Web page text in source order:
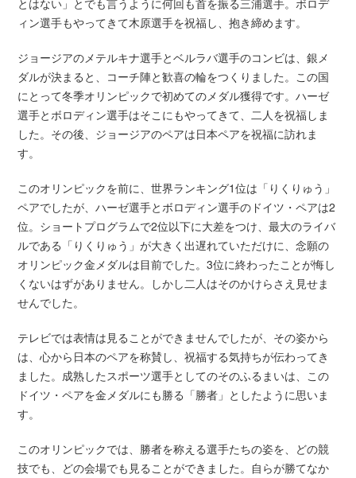
ィン選手もやってきて木原選手を祝福し、抱き締めます。
ジョージアのメテルキナ選手とベルラバ選手のコンビは、銀メ
ダルが決まると、コーチ陣と歓喜の輪をつくりました。この国
にとって冬季オリンピックで初めてのメダル獲得です。ハーゼ
選手とボロディン選手はそこにもやってきて、二人を祝福しま
した。その後、ジョージアのペアは日本ペアを祝福に訪れま
す。
このオリンピックを前に、世界ランキング1位は「りくりゅう」
ペアでしたが、ハーゼ選手とボロディン選手のドイツ・ペアは2
位。ショートプログラムで2位以下に大差をつけ、最大のライバ
ルである「りくりゅう」が大きく出遅れていただけに、念願の
オリンピック金メダルは目前でした。3位に終わったことが悔し
くないはずがありません。しかし二人はそのかけらさえ見せま
せんでした。
テレビでは表情は見ることができませんでしたが、その姿から
は、心から日本のペアを称賛し、祝福する気持ちが伝わってき
ました。成熟したスポーツ選手としてのそのふるまいは、この
ドイツ・ペアを金メダルにも勝る「勝者」としたように思いま
す。
このオリンピックでは、勝者を称える選手たちの姿を、どの競
技でも、どの会場でも見ることができました。自らが勝てなか